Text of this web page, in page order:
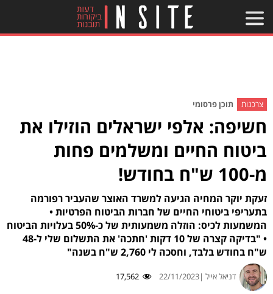
צרכנות תוכן פרסומי
חשיפה: אלפי ישראלים הוזילו את
ביטוח החיים ומשלמים פחות
מ-100 ש"ח בחודש!
זעקת יוקר המחיה הגיעה למשרד האוצר שהעביר רפורמה
בתעריפי ביטוחי החיים של חברות הביטוח הפרטיות •
המשמעות לכיס: הוזלה משמעותית של כ-50% בעלויות הביטוח
• "בדיקה קצרה של 10 דקות 'חתכה' את התשלום שלי ל-48
ש"ח בחודש בלבד, וחסכה לי 2,760 ש"ח בשנה"
דניאל אייל |22/11/2023
17,562